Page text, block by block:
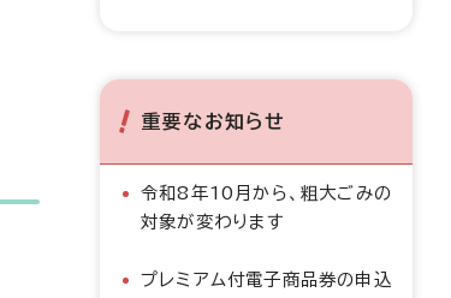
重要なお知らせ
令和8年10月から、粗大ごみの
対象が変わります
プレミアム付電子商品券の申込